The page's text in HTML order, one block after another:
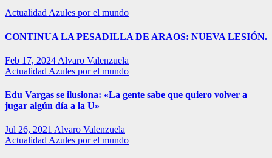
Actualidad Azules por el mundo
CONTINUA LA PESADILLA DE ARAOS: NUEVA LESIÓN.
Feb 17, 2024 Alvaro Valenzuela
Actualidad Azules por el mundo
Edu Vargas se ilusiona: «La gente sabe que quiero volver a
jugar algún día a la U»
Jul 26, 2021 Alvaro Valenzuela
Actualidad Azules por el mundo